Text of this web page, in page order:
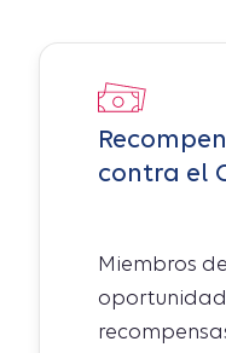
contra el
Miembros